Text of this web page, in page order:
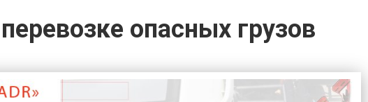
опасных грузов